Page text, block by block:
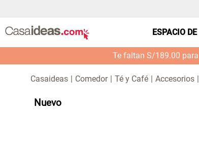
ESPACIO
Te faltan S/189.00
Comedor Té y Café Accesorios
Nuevo